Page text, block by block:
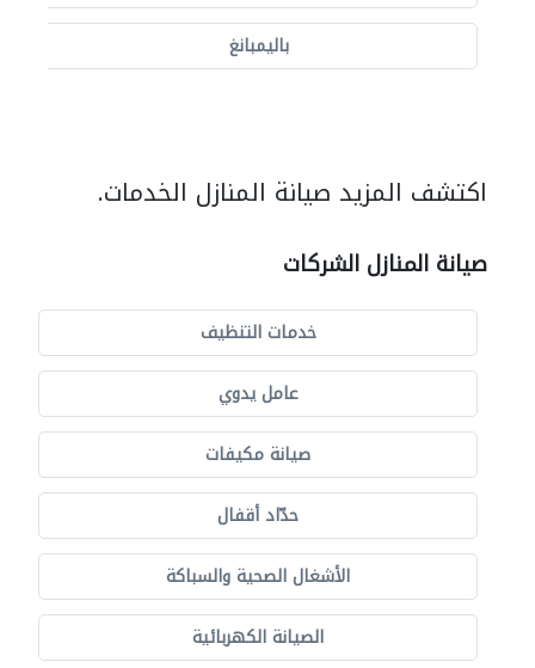
باليمبانغ
اكتشف المزيد صيانة المنازل الخدمات.
صيانة المنازل الشركات
خدمات التنظيف
عامل يدوي
صيانة مكيفات
حدّاد أقفال
الأشغال الصحية والسباكة
الصيانة الكهربائية